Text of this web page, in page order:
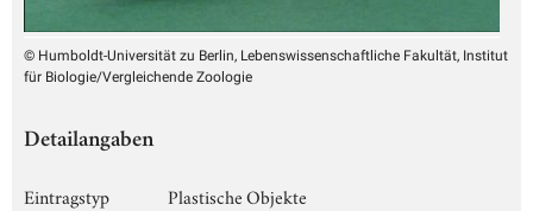
© Humboldt-Universität zu Berlin, Lebenswissenschaftliche Fakultät, Institut
für Biologie/Vergleichende Zoologie
Detailangaben
Eintragstyp
Plastische Objekte